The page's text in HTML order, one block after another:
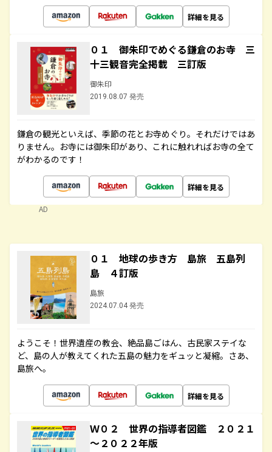
詳細を見る
０１ 御朱印でめぐる鎌倉のお寺 三
十三観音完全掲載 三訂版
御朱印
2019.08.07 発売
鎌倉の観光といえば、季節の花とお寺めぐり。それだけではあ
りません。お寺には御朱印があり、これに触れればお寺の全て
がわかるのです！
詳細を見る
AD
０１ 地球の歩き方 島旅 五島列
島 ４訂版
島旅
2024.07.04 発売
ようこそ！世界遺産の教会、絶品島ごはん、古民家ステイな
ど、島の人が教えてくれた五島の魅力をギュッと凝縮。さあ、
島旅へ。
詳細を見る
Ｗ０２ 世界の指導者図鑑 ２０２１
～２０２２年版